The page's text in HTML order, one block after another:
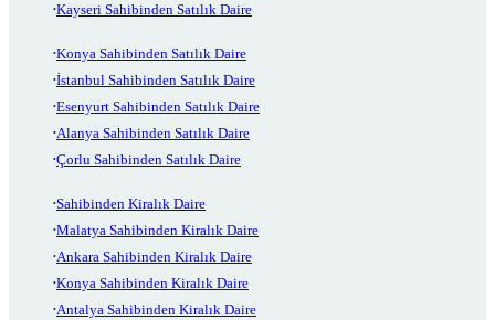
Kayseri Sahibinden Satılık Daire
Konya Sahibinden Satılık Daire
İstanbul Sahibinden Satılık Daire
Esenyurt Sahibinden Satılık Daire
Alanya Sahibinden Satılık Daire
Çorlu Sahibinden Satılık Daire
Sahibinden Kiralık Daire
Malatya Sahibinden Kiralık Daire
Ankara Sahibinden Kiralık Daire
Konya Sahibinden Kiralık Daire
Antalya Sahibinden Kiralık Daire